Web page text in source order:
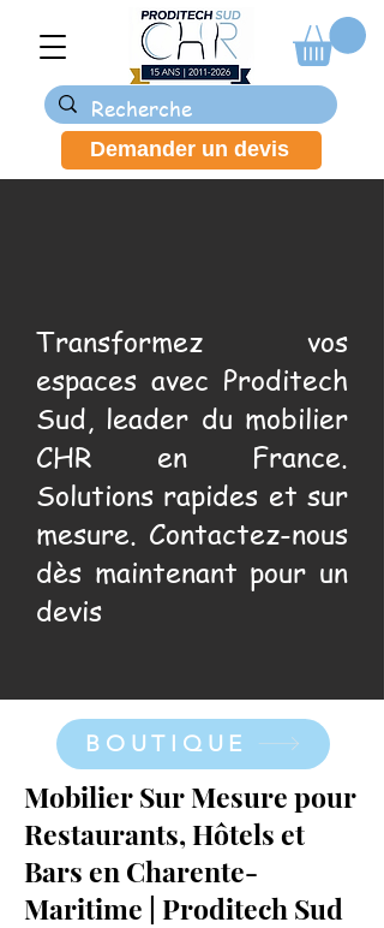
Demander un devis
Transformez vos
espaces avec Proditech
Sud, leader du mobilier
CHR en France.
Solutions rapides et sur
mesure. Contactez-nous
dès maintenant pour un
devis
BOUTIQUE
Mobilier Sur Mesure pour
Restaurants, Hôtels et
Bars en Charente-
Maritime | Proditech Sud